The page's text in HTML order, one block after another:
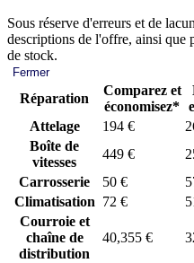
Sous réserve d'erreurs et de
descriptions de l'offre, ainsi que
de stock.
Fermer
Réparation
Comparez et
économisez*
Attelage
194 €
Boîte de
vitesses
449 €
Carrosserie
50 €
Climatisation 72 €
Courroie et
chaîne de
distribution
40,355 €